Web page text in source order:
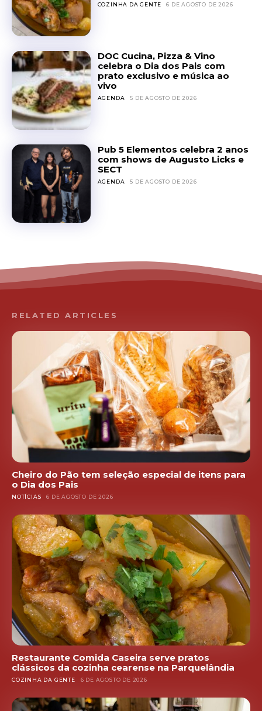
COZINHA DA GENTE 6 DE AGOSTO DE 2026
DOC Cucina, Pizza & Vino
celebra o Dia dos Pais com
prato exclusivo e música ao
vivo
AGENDA 5 DE AGOSTO DE 2026
Pub 5 Elementos celebra 2 anos
com shows de Augusto Licks e
SECT
AGENDA 5 DE AGOSTO DE 2026
RELATED ARTICLES
Cheiro do Pão tem seleção especial de itens para
o Dia dos Pais
NOTÍCIAS 6 DE AGOSTO DE 2026
Restaurante Comida Caseira serve pratos
clássicos da cozinha cearense na Parquelândia
COZINHA DA GENTE 6 DE AGOSTO DE 2026